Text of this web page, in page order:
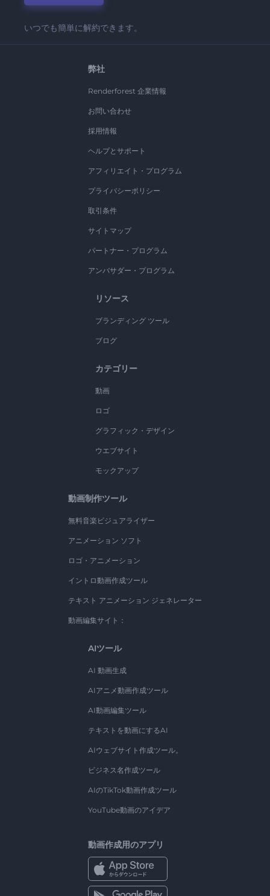
いつでも簡単に解約できます。
弊社
Renderforest 企業情報
お問い合わせ
採用情報
ヘルプとサポート
アフィリエイト・プログラム
プライバシーポリシー
取引条件
サイトマップ
パートナー・プログラム
アンバサダー・プログラム
リソース
ブランディング ツール
ブログ
カテゴリー
動画
ロゴ
グラフィック・デザイン
ウエブサイト
モックアップ
動画制作ツール
無料音楽ビジュアライザー
アニメーション ソフト
ロゴ・アニメーション
イントロ動画作成ツール
テキスト アニメーション ジェネレーター
動画編集サイト：
AIツール
AI 動画生成
AIアニメ動画作成ツール
AI動画編集ツール
テキストを動画にするAI
AIウェブサイト作成ツール。
ビジネス名作成ツール
AIのTikTok動画作成ツール
YouTube動画のアイデア
動画作成用のアプリ